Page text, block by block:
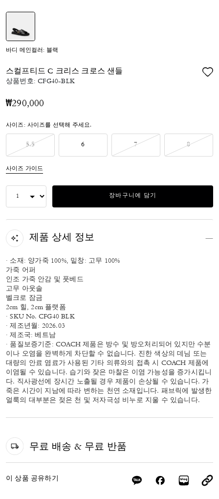
바디 메인컬러: 블랙
스컬프티드 C 크리스 크로스 샌들
상품번호:CFG40-BLK
₩290,000
사이즈: 사이즈를 선택해 주세요.
5.5 6 7 8
사이즈 가이드
장바구니에 담기
제품 상세 정보
· 소재: 양가죽 100%, 밑창: 고무 100%
가죽 어퍼
인조 가죽 안감 및 풋베드
고무 아웃솔
벨크로 잠금
2cm 힐, 2cm 플랫폼
· SKU No. CFG40 BLK
· 제조년월: 2026.03
· 제조국: 베트남
· 품질보증기준: COACH 제품은 방수 및 방오처리되어 있지만 수분
이나 오염을 완벽하게 차단할 수 없습니다. 진한 색상의 데님 또는
대량의 안료 염료가 사용된 기타 의류와의 접촉 시 COACH 제품에
이염될 수 있습니다. 습기와 잦은 마찰은 이염 가능성을 증가시킵니
다. 직사광선에 장시간 노출될 경우 제품이 손상될 수 있습니다. 가
죽은 시간이 지남에 따라 변하는 천연 소재입니다. 패브릭에 발생한
얼룩의 대부분은 젖은 천 및 저자극성 비누로 지울 수 있습니다.
무료 배송 & 무료 반품
이 상품 공유하기